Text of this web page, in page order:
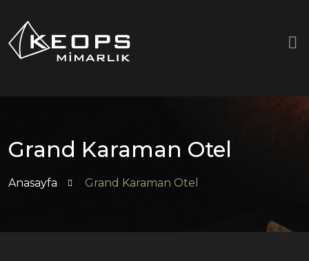
Grand Karaman Otel
Anasayfa Grand Karaman Otel